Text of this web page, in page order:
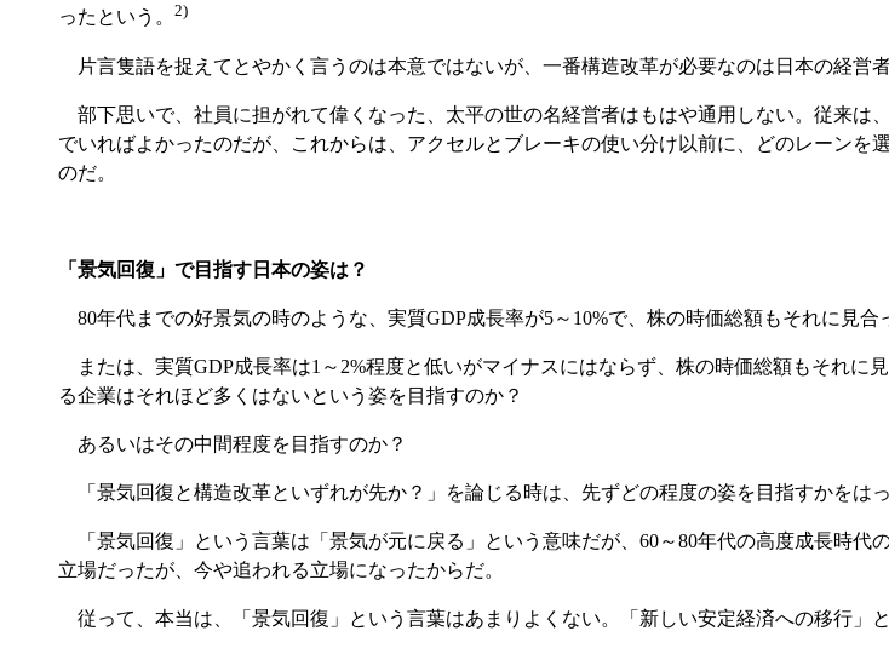
ったという。 2)
片言隻語を捉えてとやかく言うのは本意ではないが、一番構造改革が必要なのは日本の経営
部下思いで、社員に担がれて偉くなった、太平の世の名経営者はもはや通用しない。従来
でいればよかったのだが、これからは、アクセルとブレーキの使い分け以前に、どのレーン
のだ。
「景気回復」で目指す日本の姿は？
80年代までの好景気の時のような、実質GDP成長率が5～10%で、株の時価総額もそれに見
または、実質GDP成長率は1～2%程度と低いがマイナスにはならず、株の時価総額もそれ
る企業はそれほど多くはないという姿を目指すのか？
あるいはその中間程度を目指すのか？
「景気回復と構造改革といずれが先か？」を論じる時は、先ずどの程度の姿を目指すかをは
「景気回復」という言葉は「景気が元に戻る」という意味だが、60～80年代の高度成長時
立場だったが、今や追われる立場になったからだ。
従って、本当は、「景気回復」という言葉はあまりよくない。「新しい安定経済への移行」